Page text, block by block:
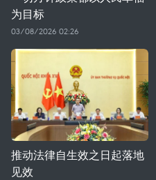
为目标
03/08/2026 02:26
推动法律自生效之日起落地
见效